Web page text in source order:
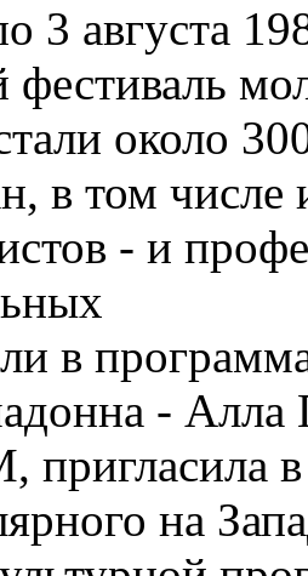
3 августа
около
в том
- и
в
- Алла
в
на